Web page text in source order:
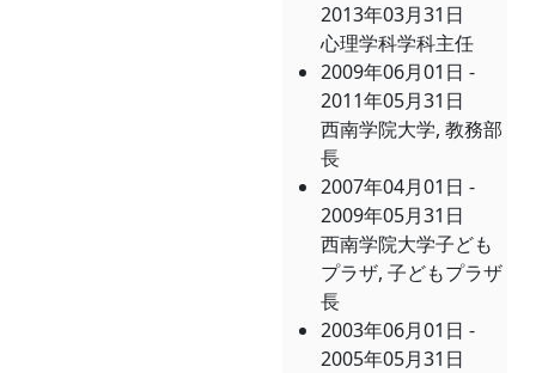
2013年03月31日
心理学科学科主任
2009年06月01日 -
2011年05月31日
西南学院大学, 教務部
長
2007年04月01日 -
2009年05月31日
西南学院大学子ども
プラザ, 子どもプラザ
長
2003年06月01日 -
2005年05月31日